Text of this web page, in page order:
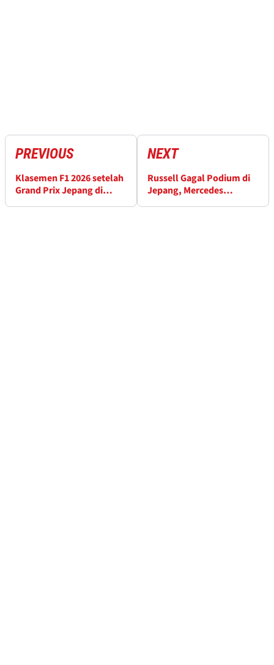
PREVIOUS
Klasemen F1 2026 setelah
Grand Prix Jepang di
NEXT
Russell Gagal Podium di
Jepang, Mercedes